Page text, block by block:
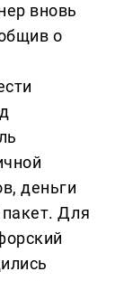
вновь
о
деньги
Для